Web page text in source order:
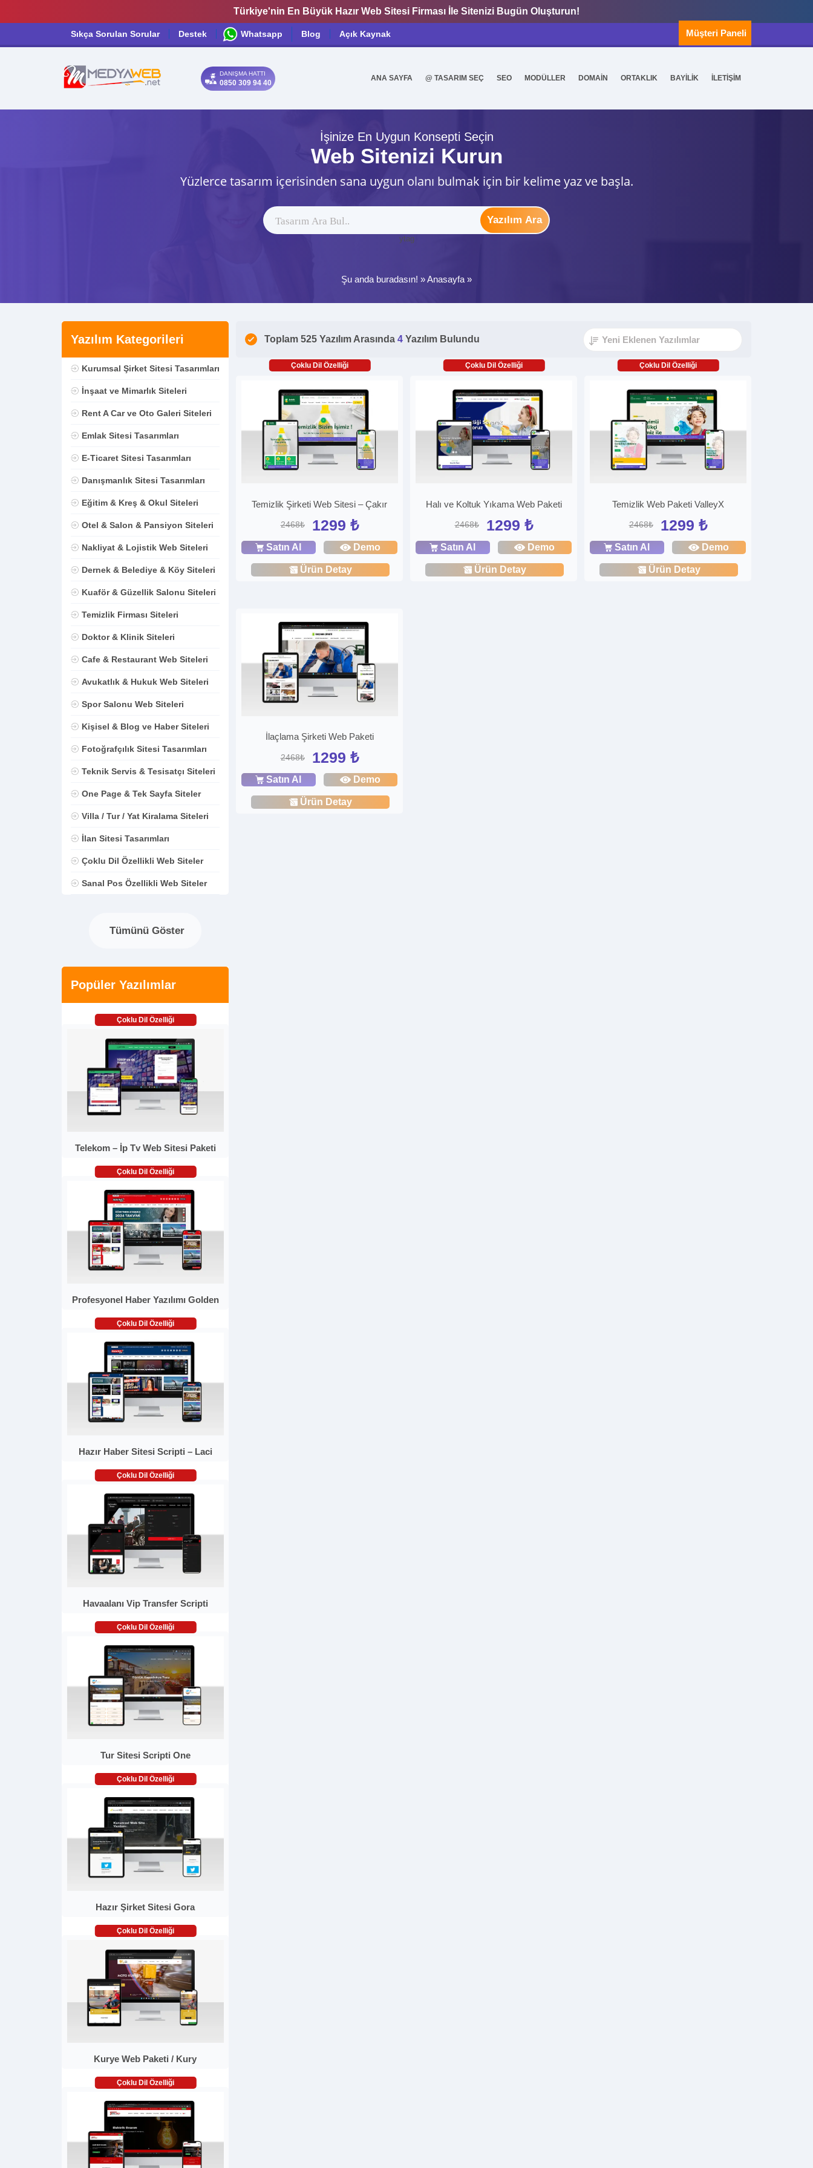
Türkiye'nin En Büyük Hazır Web Sitesi Firması İle Sitenizi Bugün Oluşturun!
Sıkça Sorulan Sorular Destek Whatsapp Blog Açık Kaynak Müşteri Paneli
DANIŞMA HATTI
0850 309 94 40
ANA SAYFA @ TASARIM SEÇ SEO MODÜLLER DOMAİN ORTAKLIK BAYİLİK İLETİŞİM
İşinize En Uygun Konsepti Seçin
Web Sitenizi Kurun
Yüzlerce tasarım içerisinden sana uygun olanı bulmak için bir kelime yaz ve başla.
Yazılım Ara
ytag
Şu anda buradasın! »Anasayfa »
Yazılım Kategorileri
Kurumsal Şirket Sitesi Tasarımları
İnşaat ve Mimarlık Siteleri
Rent A Car ve Oto Galeri Siteleri
Emlak Sitesi Tasarımları
E-Ticaret Sitesi Tasarımları
Danışmanlık Sitesi Tasarımları
Eğitim & Kreş & Okul Siteleri
Otel & Salon & Pansiyon Siteleri
Nakliyat & Lojistik Web Siteleri
Dernek & Belediye & Köy Siteleri
Kuaför & Güzellik Salonu Siteleri
Temizlik Firması Siteleri
Doktor & Klinik Siteleri
Cafe & Restaurant Web Siteleri
Avukatlık & Hukuk Web Siteleri
Spor Salonu Web Siteleri
Kişisel & Blog ve Haber Siteleri
Fotoğrafçılık Sitesi Tasarımları
Teknik Servis & Tesisatçı Siteleri
One Page & Tek Sayfa Siteler
Villa / Tur / Yat Kiralama Siteleri
İlan Sitesi Tasarımları
Çoklu Dil Özellikli Web Siteler
Sanal Pos Özellikli Web Siteler
Tümünü Göster
Popüler Yazılımlar
Çoklu Dil Özelliği
Telekom – İp Tv Web Sitesi Paketi
Çoklu Dil Özelliği
Profesyonel Haber Yazılımı Golden
Çoklu Dil Özelliği
Hazır Haber Sitesi Scripti – Laci
Çoklu Dil Özelliği
Havaalanı Vip Transfer Scripti
Çoklu Dil Özelliği
Tur Sitesi Scripti One
Çoklu Dil Özelliği
Hazır Şirket Sitesi Gora
Çoklu Dil Özelliği
Kurye Web Paketi / Kury
Çoklu Dil Özelliği
Toplam 525 Yazılım Arasında 4 Yazılım Bulundu
Çoklu Dil Özelliği
Temizlik Şirketi Web Sitesi – Çakır
2468₺ 1299 ₺
Satın Al Demo
Ürün Detay
Çoklu Dil Özelliği
Halı ve Koltuk Yıkama Web Paketi
2468₺ 1299 ₺
Satın Al Demo
Ürün Detay
Çoklu Dil Özelliği
Temizlik Web Paketi ValleyX
2468₺ 1299 ₺
Satın Al Demo
Ürün Detay
İlaçlama Şirketi Web Paketi
2468₺ 1299 ₺
Satın Al Demo
Ürün Detay